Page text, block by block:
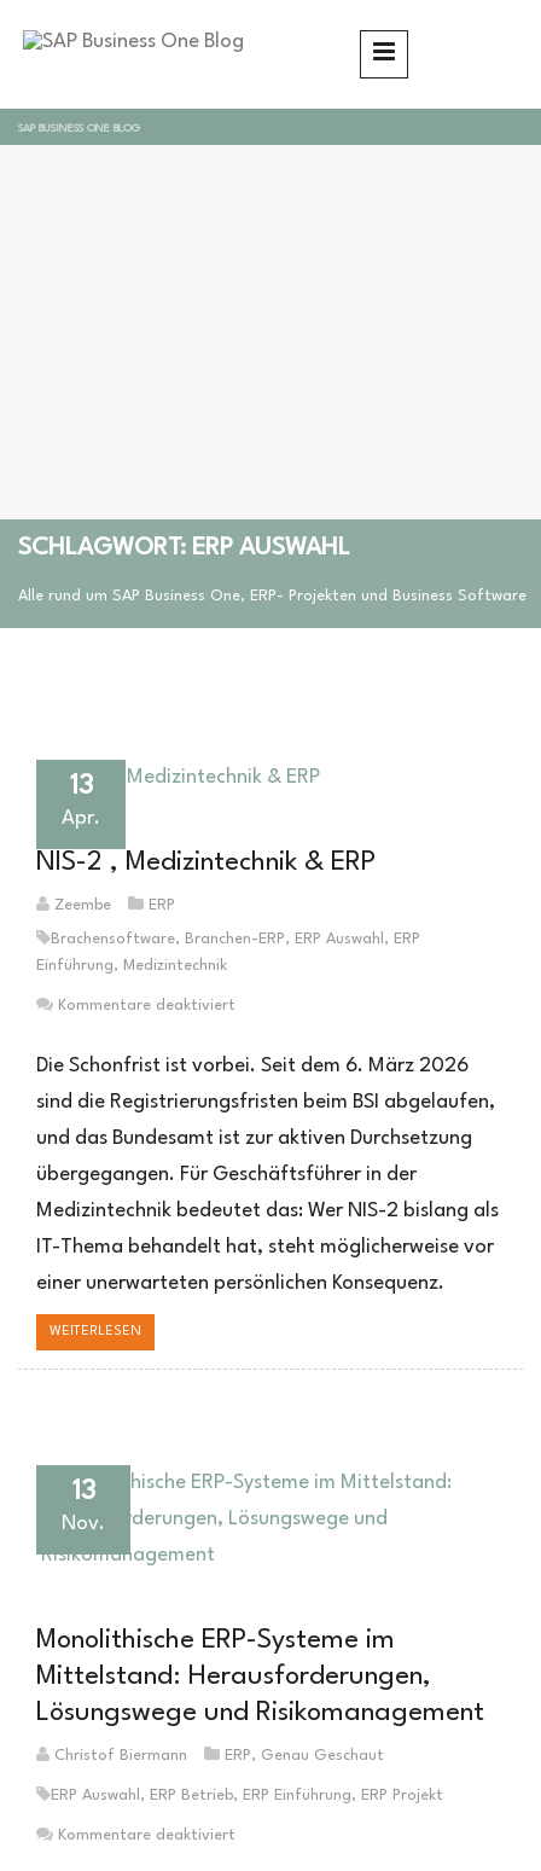
SAP BUSINESS ONE BLOG
SCHLAGWORT: ERP AUSWAHL
Alle rund um SAP Business One, ERP- Projekten und Business Software
13
Apr.
NIS-2 , Medizintechnik & ERP
Zeembe ERP
Brachensoftware, Branchen-ERP, ERP Auswahl , ERP
Einführung, Medizintechnik
Kommentare deaktiviert
Medizintechnik
&
ERP
Die Schonfrist ist vorbei. Seit dem 6. März 2026
sind die Registrierungsfristen beim BSI abgelaufen,
und das Bundesamt ist zur aktiven Durchsetzung
übergegangen. Für Geschäftsführer in der
Medizintechnik bedeutet das: Wer NIS-2 bislang als
IT-Thema behandelt hat, steht möglicherweise vor
einer unerwarteten persönlichen Konsequenz.
WEITERLESEN
13
Nov.
Monolithische ERP-Systeme im
Mittelstand: Herausforderungen,
Lösungswege und Risikomanagement
Christof Biermann ERP, Genau Geschaut
ERP Auswahl , ERP Betrieb, ERP Einführung, ERP Projekt
Kommentare deaktiviert